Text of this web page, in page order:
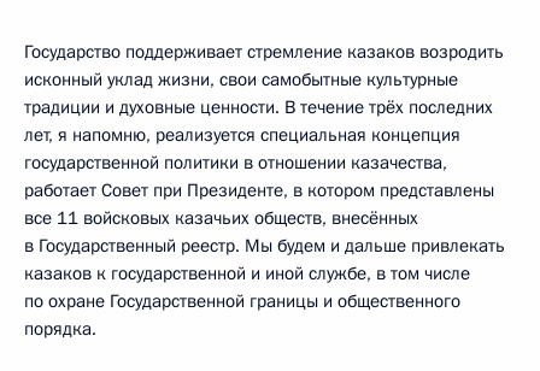
Государство поддерживает стремление казаков возродить
исконный уклад жизни, свои самобытные культурные
традиции и духовные ценности. В течение трёх последних
лет, я напомню, реализуется специальная концепция
государственной политики в отношении казачества,
работает Совет при Президенте, в котором представлены
все 11 войсковых казачьих обществ, внесённых
в Государственный реестр. Мы будем и дальше привлекать
казаков к государственной и иной службе, в том числе
по охране Государственной границы и общественного
порядка.